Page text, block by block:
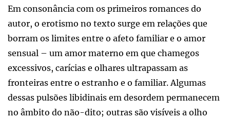
Em consonância com os primeiros romances do
autor, o erotismo no texto surge em relações que
borram os limites entre o afeto familiar e o amor
sensual – um amor materno em que chamegos
excessivos, carícias e olhares ultrapassam as
fronteiras entre o estranho e o familiar. Algumas
dessas pulsões libidinais em desordem permanecem
no âmbito do não-dito; outras são visíveis a olho